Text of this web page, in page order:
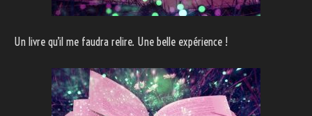
Un livre qu’il me faudra relire. Une belle expérience !